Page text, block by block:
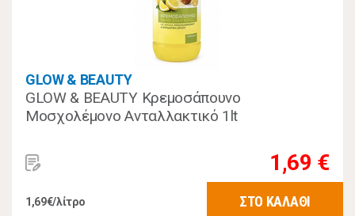
GLOW & BEAUTY
GLOW & BEAUTY Κρεμοσάπουνο
Μοσχολέμονο Ανταλλακτικό 1lt
1,69 €
1,69€/λίτρο ΣΤΟ ΚΑΛΑΘΙ